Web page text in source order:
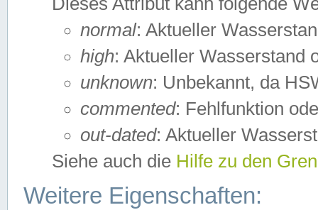
normal: Aktueller
high: Aktueller Wasserstand
unknown: Unbekannt, da
commented: Fehlfunktion
out-dated: Aktueller
Siehe auch die Hilfe zu den
Weitere Eigenschaften: